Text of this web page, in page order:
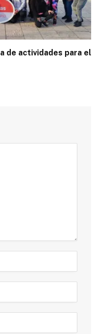
de actividades para el